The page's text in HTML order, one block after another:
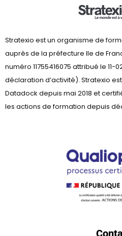
Stratexio est un organisme de
auprès de la préfecture lle de
numéro 11755416075 attribué le 11-
déclaration d’activité). Stratexio
Datadock depuis mai 2018 et
les actions de formation depuis